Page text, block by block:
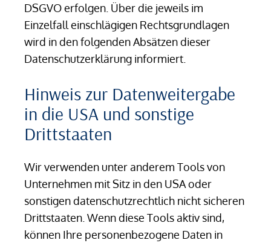
DSGVO erfolgen. Über die jeweils im
Einzelfall einschlägigen Rechtsgrundlagen
wird in den folgenden Absätzen dieser
Datenschutzerklärung informiert.
Hinweis zur Datenweitergabe
in die USA und sonstige
Drittstaaten
Wir verwenden unter anderem Tools von
Unternehmen mit Sitz in den USA oder
sonstigen datenschutzrechtlich nicht sicheren
Drittstaaten. Wenn diese Tools aktiv sind,
können Ihre personenbezogene Daten in